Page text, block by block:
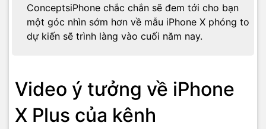
ConceptsiPhone chắc chắn sẽ đem tới cho bạn
một góc nhìn sớm hơn về mẫu iPhone X phóng to
dự kiến sẽ trình làng vào cuối năm nay.
Video ý tưởng về iPhone
X Plus của kênh